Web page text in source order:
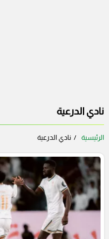
نادي الدرعية
الرئيسية نادي الدرعية